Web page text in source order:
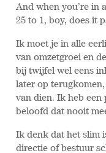
And when you’re in
25 to 1, boy, does it
Ik moet je in alle
van omzetgroei en
bij twijfel wel eens
later op
van dien. Ik heb een
beloofd dat nooit
Ik denk dat het slim
directie of bestuur